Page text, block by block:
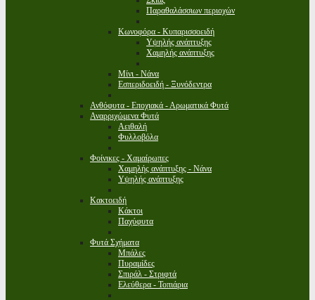
Παραθαλάσσιων περιοχών
Κωνοφόρα - Κυπαρισσοειδή
Υψηλής ανάπτυξης
Χαμηλής ανάπτυξης
Μίνι - Νάνα
Εσπεριδοειδή - Ξυνόδεντρα
Ανθόφυτα - Εποχιακά - Αρωματικά Φυτά
Αναρριχώμενα Φυτά
Αειθαλή
Φυλλοβόλα
Φοίνικες - Χαμαίρωπες
Χαμηλής ανάπτυξης - Νάνα
Υψηλής ανάπτυξης
Κακτοειδή
Κάκτοι
Παχύφυτα
Φυτά Σχήματα
Μπάλες
Πυραμίδες
Σπιράλ - Στριφτά
Ελεύθερα - Τοπιάρια